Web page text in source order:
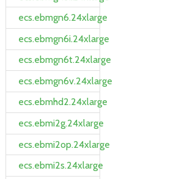
ecs.ebmgn6.24xlarge
ecs.ebmgn6i.24xlarge
ecs.ebmgn6t.24xlarge
ecs.ebmgn6v.24xlarge
ecs.ebmhd2.24xlarge
ecs.ebmi2g.24xlarge
ecs.ebmi2op.24xlarge
ecs.ebmi2s.24xlarge